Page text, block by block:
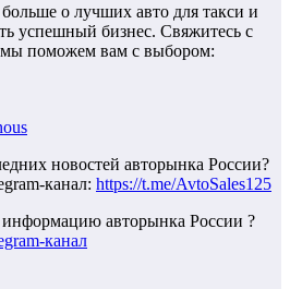
о лучших авто для такси и
успешный бизнес. Свяжитесь с
поможем вам с выбором:
новостей авторынка России?
канал: https://t.me/AvtoSales125
авторынка России ?
канал